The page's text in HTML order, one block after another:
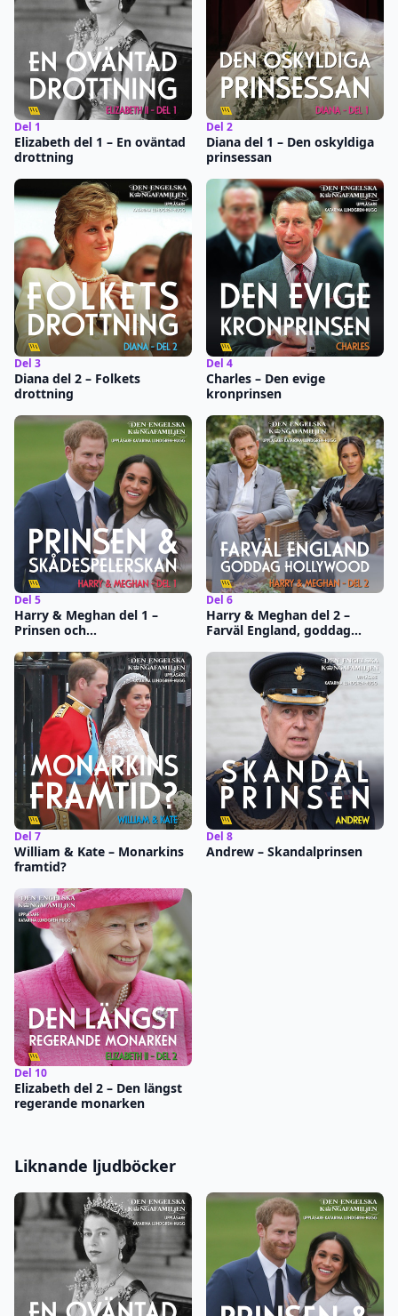
Del 1
Elizabeth del 1 – En oväntad
drottning
Del 2
Diana del 1 – Den oskyldiga
prinsessan
Del 3
Diana del 2 – Folkets
drottning
Del 4
Charles – Den evige
kronprinsen
Del 5
Harry & Meghan del 1 –
Prinsen och
Del 6
Harry & Meghan del 2 –
Farväl England, goddag
Del 7
William & Kate – Monarkins
framtid?
Del 8
Andrew – Skandalprinsen
Del 10
Elizabeth del 2 – Den längst
regerande monarken
Liknande ljudböcker